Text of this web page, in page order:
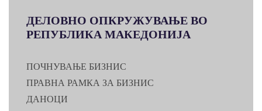
ДЕЛОВНО ОПКРУЖУВАЊЕ ВО
РЕПУБЛИКА МАКЕДОНИЈА
ПОЧНУВАЊЕ БИЗНИС
ПРАВНА РАМКА ЗА БИЗНИС
ДАНОЦИ